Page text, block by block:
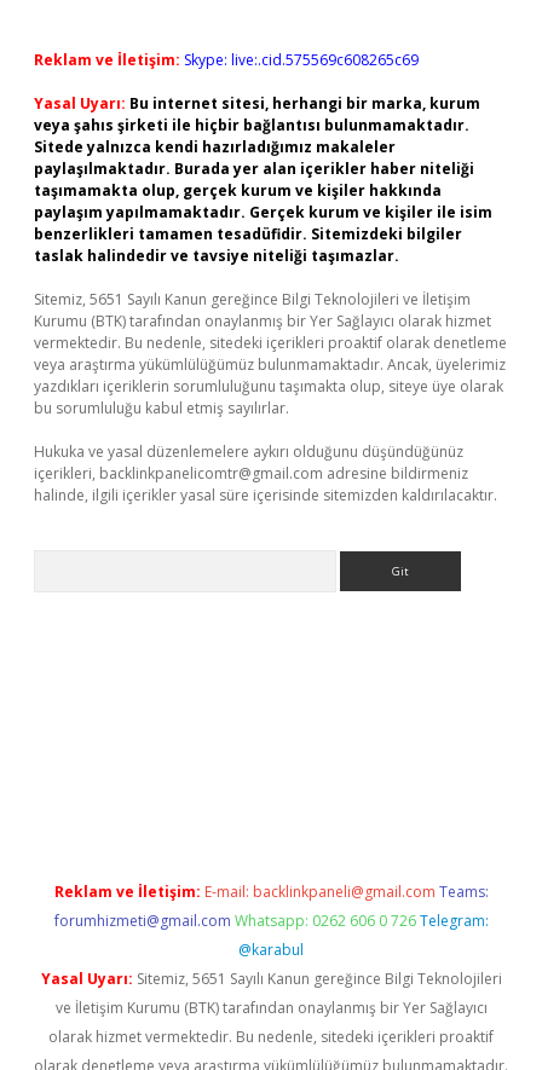
Reklam ve İletişim: Skype: live:.cid.575569c608265c69
Yasal Uyarı: Bu internet sitesi, herhangi bir marka, kurum
veya şahıs şirketi ile hiçbir bağlantısı bulunmamaktadır.
Sitede yalnızca kendi hazırladığımız makaleler
paylaşılmaktadır. Burada yer alan içerikler haber niteliği
taşımamakta olup, gerçek kurum ve kişiler hakkında
paylaşım yapılmamaktadır. Gerçek kurum ve kişiler ile isim
benzerlikleri tamamen tesadüfidir. Sitemizdeki bilgiler
taslak halindedir ve tavsiye niteliği taşımazlar.
Sitemiz, 5651 Sayılı Kanun gereğince Bilgi Teknolojileri ve İletişim
Kurumu (BTK) tarafından onaylanmış bir Yer Sağlayıcı olarak hizmet
vermektedir. Bu nedenle, sitedeki içerikleri proaktif olarak denetleme
veya araştırma yükümlülüğümüz bulunmamaktadır. Ancak, üyelerimiz
yazdıkları içeriklerin sorumluluğunu taşımakta olup, siteye üye olarak
bu sorumluluğu kabul etmiş sayılırlar.
Hukuka ve yasal düzenlemelere aykırı olduğunu düşündüğünüz
içerikleri, backlinkpanelicomtr@gmail.com adresine bildirmeniz
halinde, ilgili içerikler yasal süre içerisinde sitemizden kaldırılacaktır.
Reklam ve İletişim: E-mail: backlinkpaneli@gmail.com Teams:
forumhizmeti@gmail.com Whatsapp: 0262 606 0 726 Telegram:
@karabul
Yasal Uyarı: Sitemiz, 5651 Sayılı Kanun gereğince Bilgi Teknolojileri
ve İletişim Kurumu (BTK) tarafından onaylanmış bir Yer Sağlayıcı
olarak hizmet vermektedir. Bu nedenle, sitedeki içerikleri proaktif
olarak denetleme veya araştırma yükümlülüğümüz bulunmamaktadır.